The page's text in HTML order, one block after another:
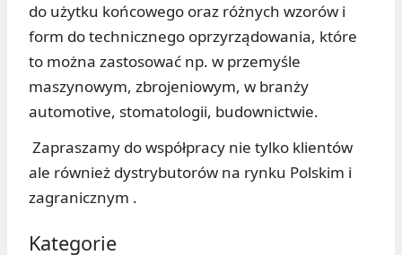
do użytku końcowego oraz różnych wzorów i
form do technicznego oprzyrządowania, które
to można zastosować np. w przemyśle
maszynowym, zbrojeniowym, w branży
automotive, stomatologii, budownictwie.
Zapraszamy do współpracy nie tylko klientów
ale również dystrybutorów na rynku Polskim i
zagranicznym .
Kategorie